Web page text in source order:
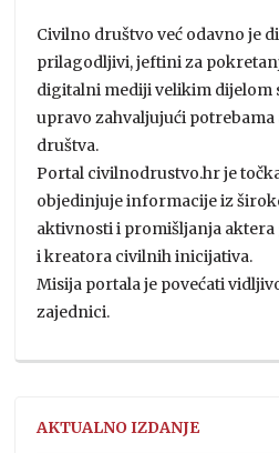
Civilno društvo već odavno je
prilagodljivi, jeftini za
digitalni mediji velikim dijelom
upravo zahvaljujući
društva.
Portal civilnodrustvo.hr je
objedinjuje informacije iz
aktivnosti i promišljanja
i kreatora civilnih inicijativa.
Misija portala je povećati
zajednici.
AKTUALNO IZDANJE